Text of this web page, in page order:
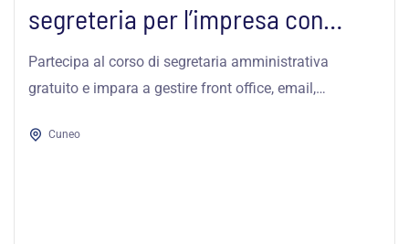
segreteria per l’impresa con
competenze informatiche...
Partecipa al corso di segretaria amministrativa
gratuito e impara a gestire front office, email,
Cuneo